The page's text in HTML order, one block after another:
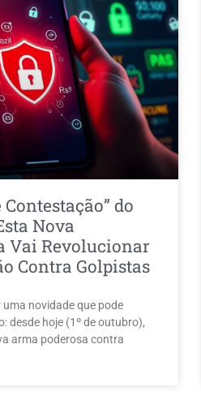
Contestação” do
Nova
Vai Revolucionar
Contra Golpistas
uma novidade que pode
desde hoje (1º de outubro),
arma poderosa contra